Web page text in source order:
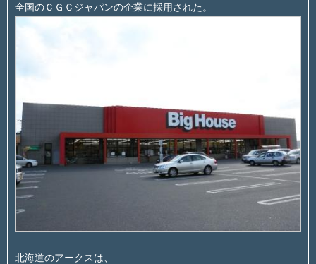
全国のＣＧＣジャパンの企業に採用された。
北海道のアークスは、